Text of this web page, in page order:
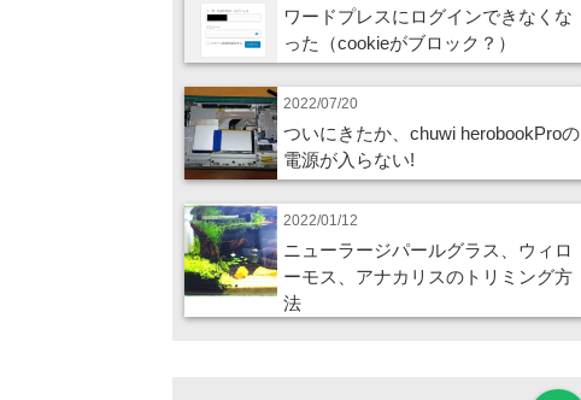
ワードプレスにログインできなくな
った（cookieがブロック？）
2022/07/20
ついにきたか、chuwi herobookProの
電源が入らない!
2022/01/12
ニューラージパールグラス、ウィロ
ーモス、アナカリスのトリミング方
法